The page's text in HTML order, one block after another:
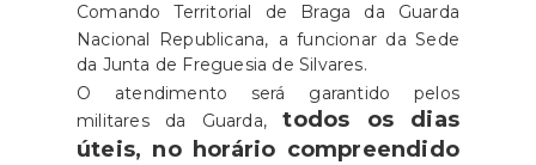
Comando Territorial de Braga da Guarda
Nacional Republicana, a funcionar da Sede
da Junta de Freguesia de Silvares.
O atendimento será garantido pelos
militares da Guarda,todos os dias
úteis, no horário compreendido